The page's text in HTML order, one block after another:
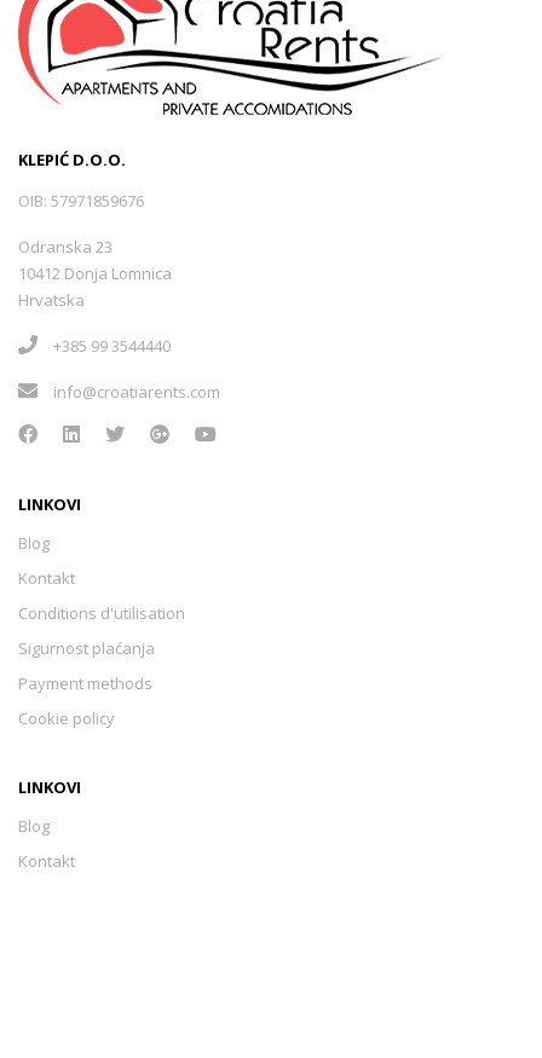
KLEPIĆ D.O.O.
OIB: 57971859676
Odranska 23
10412 Donja Lomnica
Hrvatska
+385 99 3544440
info@croatiarents.com
LINKOVI
Blog
Kontakt
Conditions d'utilisation
Sigurnost plaćanja
Payment methods
Cookie policy
LINKOVI
Blog
Kontakt